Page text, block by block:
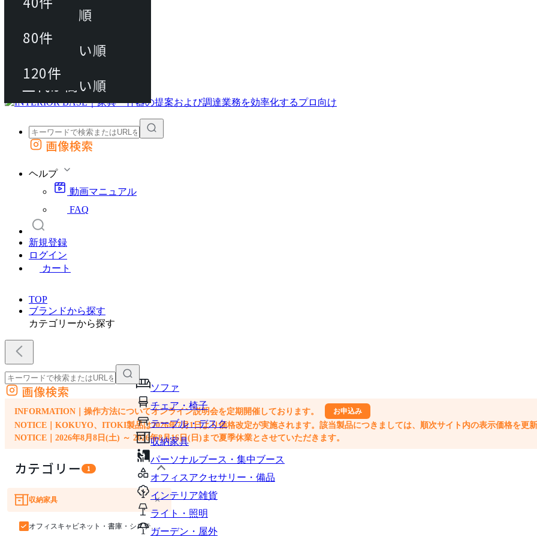
動画マニュアル
FAQ
カート
外部サイトの商品をカートに追加
画像検索
ヘルプ
動画マニュアル
FAQ
新規登録
ログイン
カート
TOP
ブランドから探す
カテゴリーから探す
ソファ
チェア・椅子
テーブル・デスク
収納家具
パーソナルブース・集中ブース
オフィスアクセサリー・備品
インテリア雑貨
ライト・照明
ガーデン・屋外
外部サイトの商品をカートに追加
他のサイトで見つけた商品ページのURLを貼り付けて、カートに追加できます
画像検索
INFORMATION｜操作方法についてオンライン説明会を定期開催しております。 お申込み
NOTICE｜KOKUYO、ITOKI製品は2026年7月1日より価格改定が実施されます。該当製品につきましては、順次サイト内の表示価格を更新
NOTICE｜2026年8月8日(土) ～ 2026年8月16日(日)まで夏季休業とさせていただきます。
カテゴリー 1
ソファ
チェア・椅子
テーブル・デスク
収納家具 ×
オフィスキャビネット・書庫・システム収納
80件
120件
おすすめ順
上代が安い順
上代が高い順
80件
120件